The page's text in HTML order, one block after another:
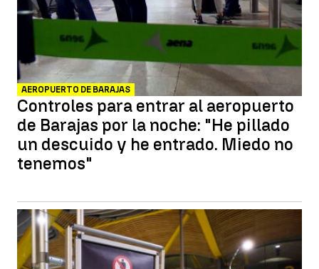
AEROPUERTO DE BARAJAS
Controles para entrar al aeropuerto
de Barajas por la noche: "He pillado
un descuido y he entrado. Miedo no
tenemos"